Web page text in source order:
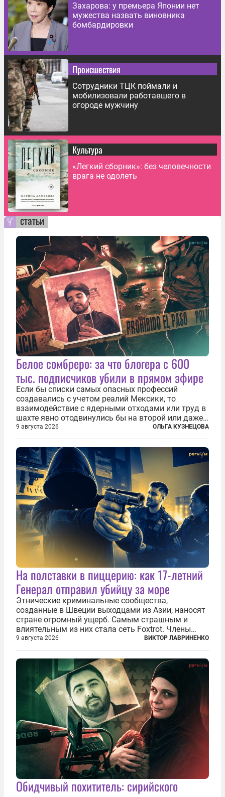
Захарова: у премьера Японии нет
мужества назвать виновника
бомбардировки
Происшествия
Сотрудники ТЦК поймали и
мобилизовали работавшего в
огороде мужчину
Культура
«Легкий сборник»: без человечности
врага не одолеть
статьи
Белое сомбреро: за что блогера с 600
тыс. подписчиков убили в прямом эфире
Если бы списки самых опасных профессий
создавались с учетом реалий Мексики, то
взаимодействие с ядерными отходами или труд в
шахте явно отодвинулись бы на второй или даже
третий план. А вот блогерам, журналистам и
музыкантам пришлось бы выйти вперед. В
Кульякане, столице штата Синалоа, прямо во...
9 августа 2026 ОЛЬГА КУЗНЕЦОВА
На полставки в пиццерию: как 17-летний
Генерал отправил убийцу за море
Этнические криминальные сообщества,
созданные в Швеции выходцами из Азии, наносят
стране огромный ущерб. Самым страшным и
влиятельным из них стала сеть Foxtrot. Члены
этой сети не только убивают и грабят шведов,
подсаживают их на наркотики, но и совершают
нечто еще даже более страшное — массово...
9 августа 2026 ВИКТОР ЛАВРИНЕНКО
Обидчивый похититель: сирийского